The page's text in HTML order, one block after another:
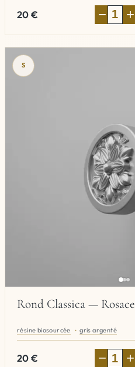
20€ − +
S
Rond Classica — Rosace
résine biosourcée gris argenté
20€ − +